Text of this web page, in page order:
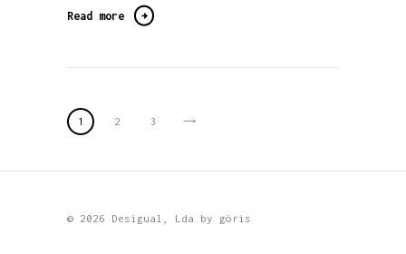
Read more
Paginação
dos
conteúdos
PAGE
1 PAGE
2 PAGE
3
© 2026 Desigual, Lda by göris